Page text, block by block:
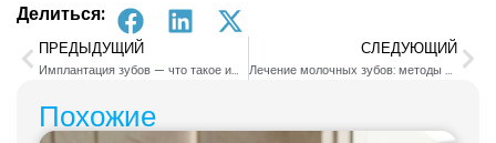
Делиться:
ПРЕДЫДУЩИЙ
Имплантация зубов — что такое имплант, как проводится имплантация
СЛЕДУЮЩИЙ
Лечение молочных зубов: методы лечения, особенности
Похожие